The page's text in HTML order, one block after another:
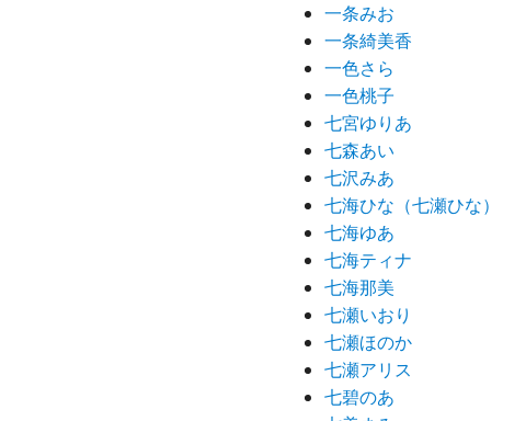
一条みお
一条綺美香
一色さら
一色桃子
七宮ゆりあ
七森あい
七沢みあ
七海ひな（七瀬ひな）
七海ゆあ
七海ティナ
七海那美
七瀬いおり
七瀬ほのか
七瀬アリス
七碧のあ